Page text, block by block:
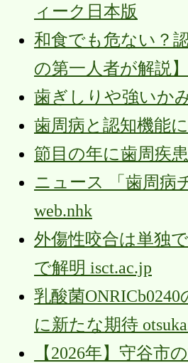
ィーク日本版
和食でも危ない？
の第一人者が解説
歯ぎしりや強いか
歯周病と認知機能
節目の年に歯周疾
ニュース 「歯周病
web.nhk
外傷性咬合は単独
で解明 isct.ac.jp
乳酸菌
に新たな期待
【2026年】守谷